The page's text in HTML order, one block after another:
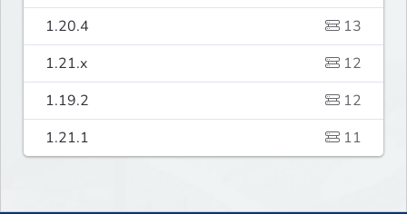
1.20.4
13
1.21.x
12
1.19.2
12
1.21.1
11